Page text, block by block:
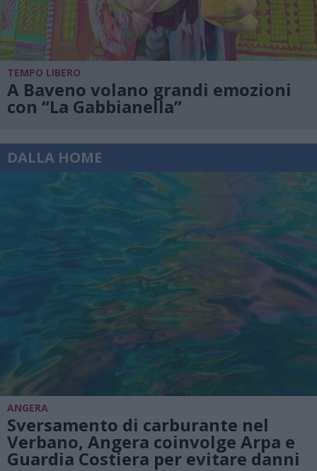
TEMPO LIBERO
A Baveno volano grandi emozioni
con “La Gabbianella”
DALLA HOME
ANGERA
Sversamento di carburante nel
Verbano, Angera coinvolge Arpa e
Guardia Costiera per evitare danni